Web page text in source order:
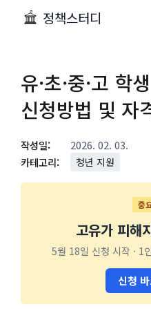
정책스터디
유·초·중·고 학
신청방법 및 자
작성일:
2026. 02. 03.
카테고리:
청년 지원
중
고유가 피해
5월 18일 신청 시작 · 1
신청